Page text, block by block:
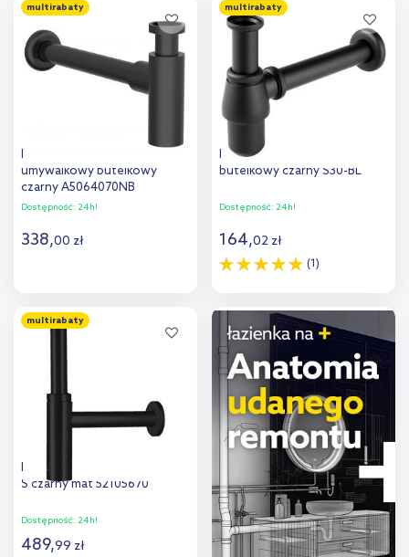
Dodaj do
porównania
Dodaj do
porównania
multirabaty
Roca Aqua półsyfon
umywalkowy butelkowy
czarny A5064070NB
Dostępność: 24h!
338,00 zł
Dodaj do
porównania
multirabaty
Ferro syfon do umywalki
butelkowy czarny S30-BL
Dostępność: 24h!
164,02 zł
(1)
Dodaj do
porównania
multirabaty
Hansgrohe Flowstar zestaw
S czarny mat 52105670
Dostępność: 24h!
489,99 zł